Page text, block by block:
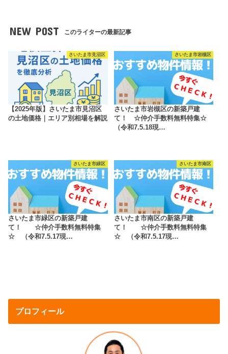
NEW POST このライターの最新記事
さいたま市見沼区
【2025年版】さいたま市見沼区
の土地価格｜エリア別相場を解説
さいたま市岩槻区
さいたま市岩槻区の新築戸建
て！ ☆仲介手数料無料特集☆
（令和7.5.18現…
さいたま市緑区
さいたま市緑区の新築戸建
て！ ☆仲介手数料無料特集
☆ （令和7.5.17現…
さいたま市南区
さいたま市南区の新築戸建
て！ ☆仲介手数料無料特集
☆ （令和7.5.17現…
プロフィール